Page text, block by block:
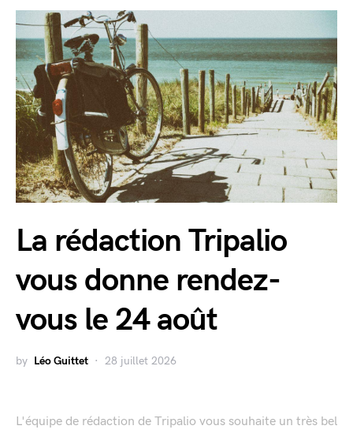
La rédaction Tripalio
vous donne rendez-
vous le 24 août
by Léo Guittet 28 juillet 2026
L'équipe de rédaction de Tripalio vous souhaite un très bel